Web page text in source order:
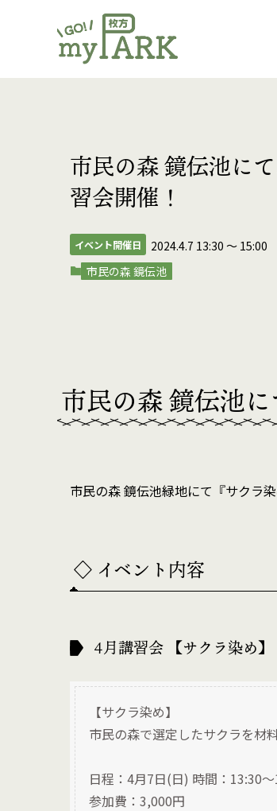
市民の森 鏡伝池に
習会開催！
イベント開催日 2024.4.7 13:30 〜 15:00
市民の森 鏡伝池
市民の森 鏡伝池
市民の森 鏡伝池緑地にて『サクラ
◇ イベント内容
4月講習会 【サクラ染め】
【サクラ染め】
市民の森で選定したサクラを材
日程：4月7日(日) 時間：13:30
参加費：3,000円